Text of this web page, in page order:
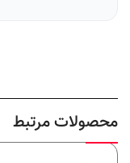
محصولات مرتبط